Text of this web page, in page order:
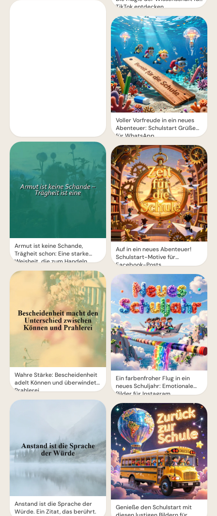
Armut ist keine Schande,
Trägheit schon: Eine starke
Weisheit, die zum Handeln
motiviert
Wahre Stärke: Bescheidenheit
adelt Können und überwindet
Prahlerei
Anstand ist die Sprache der
Würde. Ein Zitat, das berührt.
TikTok entdecken
Voller Vorfreude in ein neues
Abenteuer: Schulstart Grüße
für WhatsApp
Auf in ein neues Abenteuer!
Schulstart-Motive für
Facebook-Posts
Ein farbenfroher Flug in ein
neues Schuljahr: Emotionale
Bilder für Instagram
Genieße den Schulstart mit